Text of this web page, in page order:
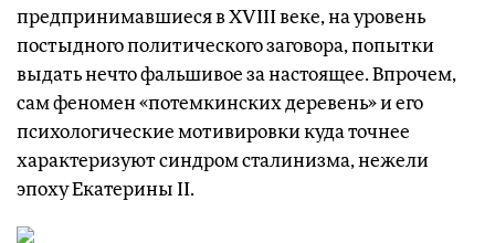
предпринимавшиеся в XVIII веке, на уровень
постыдного политического заговора, попытки
выдать нечто фальшивое за настоящее. Впрочем,
сам феномен «потемкинских деревень» и его
психологические мотивировки куда точнее
характеризуют синдром сталинизма, нежели
эпоху Екатерины II.